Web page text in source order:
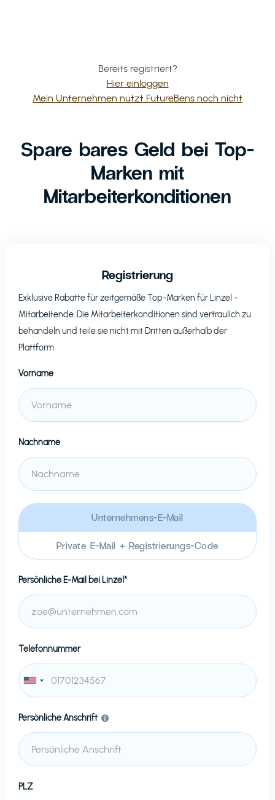
Bereits registriert?
Hier einloggen
Mein Unternehmen nutzt FutureBens noch nicht
Spare bares Geld bei Top-
Marken mit
Mitarbeiterkonditionen
Registrierung
Exklusive Rabatte für zeitgemäße Top-Marken für Linzel -
Mitarbeitende. Die Mitarbeiterkonditionen sind vertraulich zu
behandeln und teile sie nicht mit Dritten außerhalb der
Plattform
Vorname
Nachname
Unternehmens-E-Mail
Private E-Mail + Registrierungs-Code
Persönliche E-Mail bei Linzel*
Telefonnummer
Persönliche Anschrift
PLZ